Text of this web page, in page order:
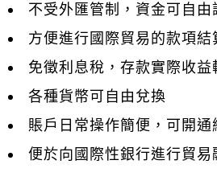
不受外匯管制，資金可自由
方便進行國際貿易的款項結
免徵利息稅，存款實際收益
各種貨幣可自由兌換
賬戶日常操作簡便，可開
便於向國際性銀行進行貿易